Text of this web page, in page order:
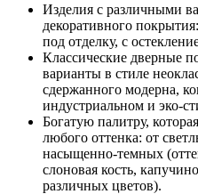
Изделия с различными
декоративного
под отделку, с
Классические дверные
варианты в стиле
сдержанного модерна,
индустриальном и эко-
Богатую палитру,
любого оттенка: от
насыщенно-темных
слоновая кость,
различных цветов).